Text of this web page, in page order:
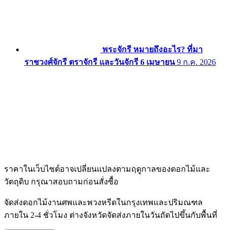
พระจักรี หมายถึงอะไร? ที่มา
ราชวงศ์จักรี ตราจักรี และวันจักรี 6 เมษายน 9 ก.ค. 2026
ราคาในเว็บไซต์อาจเปลี่ยนแปลงตามฤดูกาลของดอกไม้และ
วัตถุดิบ กรุณาสอบถามก่อนสั่งซื้อ
จัดส่งดอกไม้งานศพและพวงหรีดในกรุงเทพและปริมณฑล
ภายใน 2-4 ชั่วโมง ต่างจังหวัดจัดส่งภายในวันถัดไปขึ้นกับพื้นที่